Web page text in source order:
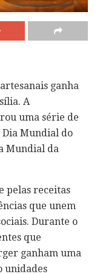
ganha
A
uma série de
Mundial do
Mundial da
pelas receitas
que unem
Durante o
que
ganham uma
unidades